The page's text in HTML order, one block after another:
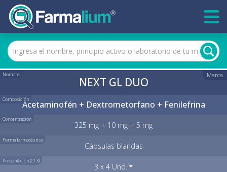
Nombre Marca
NEXT GL DUO
ComposiciónAcetaminofén + Dextrometorfano + Fenilefrina
Concentración
325 mg + 10 mg + 5 mg
Forma farmacéutica
Cápsulas blandas
Presentación (C13)
3 x 4 Und.